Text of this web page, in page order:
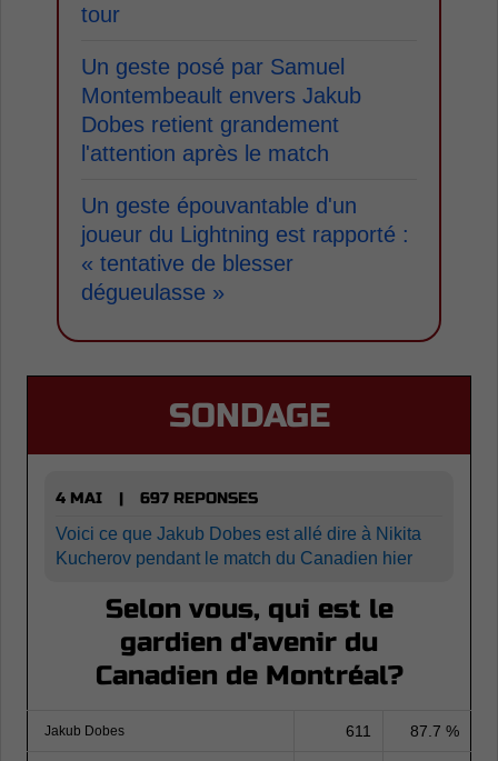
tour
Un geste posé par Samuel
Montembeault envers Jakub
Dobes retient grandement
l'attention après le match
Un geste épouvantable d'un
joueur du Lightning est rapporté :
« tentative de blesser
dégueulasse »
SONDAGE
4 MAI |
697 REPONSES
Voici ce que Jakub Dobes est allé dire à Nikita
Kucherov pendant le match du Canadien hier
Selon vous, qui est le
gardien d'avenir du
Canadien de Montréal?
Jakub Dobes 611 87.7 %